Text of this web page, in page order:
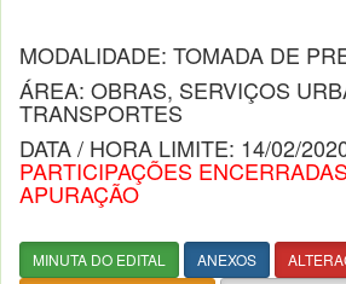
MODALIDADE: TOMADA DE
ÁREA: OBRAS, SERVIÇOS
TRANSPORTES
DATA / HORA LIMITE: 14/02/
PARTICIPAÇÕES
APURAÇÃO
MINUTA DO EDITAL ANEXOS